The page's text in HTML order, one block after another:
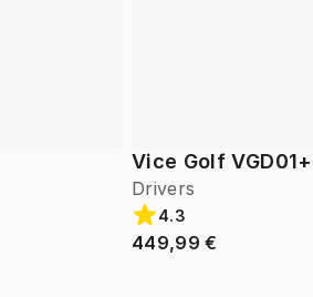
Vice Golf VGD01+
Drivers
4.3
449,99 €